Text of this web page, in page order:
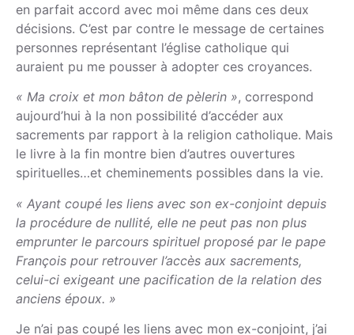
en parfait accord avec moi même dans ces deux
décisions. C’est par contre le message de certaines
personnes représentant l’église catholique qui
auraient pu me pousser à adopter ces croyances.
« Ma croix et mon bâton de pèlerin », correspond
aujourd’hui à la non possibilité d’accéder aux
sacrements par rapport à la religion catholique. Mais
le livre à la fin montre bien d’autres ouvertures
spirituelles…et cheminements possibles dans la vie.
« Ayant coupé les liens avec son ex-conjoint depuis
la procédure de nullité, elle ne peut pas non plus
emprunter le parcours spirituel proposé par le pape
François pour retrouver l’accès aux sacrements,
celui-ci exigeant une pacification de la relation des
anciens époux. »
Je n’ai pas coupé les liens avec mon ex-conjoint, j’ai